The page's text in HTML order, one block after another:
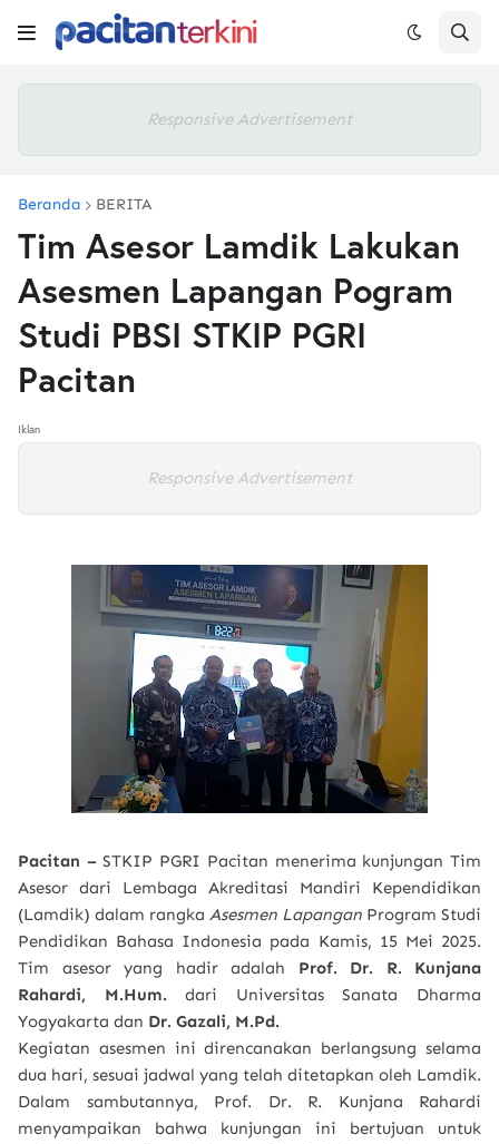
Responsive Advertisement
Beranda BERITA
Tim Asesor Lamdik Lakukan
Asesmen Lapangan Pogram
Studi PBSI STKIP PGRI
Pacitan
Iklan
Responsive Advertisement
Pacitan – STKIP PGRI Pacitan menerima kunjungan Tim
Asesor dari Lembaga Akreditasi Mandiri Kependidikan
(Lamdik) dalam rangka Asesmen Lapangan Program Studi
Pendidikan Bahasa Indonesia pada Kamis, 15 Mei 2025.
Tim asesor yang hadir adalah Prof. Dr. R. Kunjana
Rahardi, M.Hum. dari Universitas Sanata Dharma
Yogyakarta dan Dr. Gazali, M.Pd.
Kegiatan asesmen ini direncanakan berlangsung selama
dua hari, sesuai jadwal yang telah ditetapkan oleh Lamdik.
Dalam sambutannya, Prof. Dr. R. Kunjana Rahardi
menyampaikan bahwa kunjungan ini bertujuan untuk